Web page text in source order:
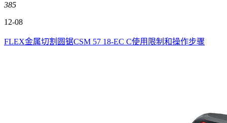
385
12-08
FLEX金属切割圆锯CSM 57 18-EC C使用限制和操作步骤